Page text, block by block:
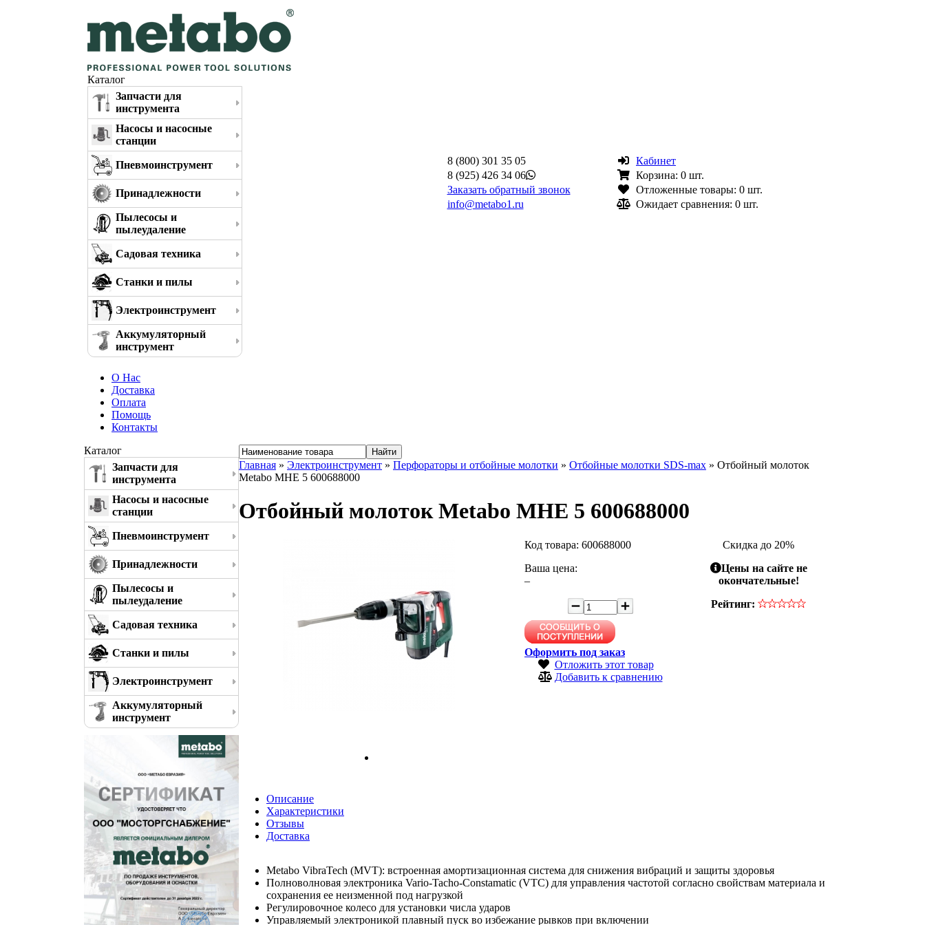
Каталог
Запчасти для
инструмента
Насосы и насосные
станции
Пневмоинструмент
Принадлежности
Пылесосы и
пылеудаление
Садовая техника
Станки и пилы
Электроинструмент
Аккумуляторный
инструмент
8 (800) 301 35 05
8 (925) 426 34 06
Заказать обратный звонок
info@metabo1.ru
Кабинет
Корзина: 0 шт.
Отложенные товары: 0 шт.
Ожидает сравнения: 0 шт.
О Нас
Доставка
Оплата
Помощь
Контакты
Каталог
Запчасти для
инструмента
Насосы и насосные
станции
Пневмоинструмент
Принадлежности
Пылесосы и
пылеудаление
Садовая техника
Станки и пилы
Электроинструмент
Аккумуляторный
инструмент
Главная » Электроинструмент » Перфораторы и отбойные молотки » Отбойные молотки SDS-max » Отбойный молоток
Metabo MHE 5 600688000
Отбойный молоток Metabo MHE 5 600688000
Код товара: 600688000
Ваша цена:
–
Оформить под заказ
Отложить этот товар
Добавить к сравнению
Скидка до 20%
Цены на сайте не
окончательные!
Рейтинг:
Описание
Характеристики
Отзывы
Доставка
Metabo VibraTech (MVT): встроенная амортизационная система для снижения вибраций и защиты здоровья
Полноволновая электроника Vario-Tacho-Constamatic (VTC) для управления частотой согласно свойствам материала и
сохранения ее неизменной под нагрузкой
Регулировочное колесо для установки числа ударов
Управляемый электроникой плавный пуск во избежание рывков при включении